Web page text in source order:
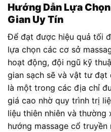
Hướng Dẫn Lựa
Gian Uy Tín
Để đạt được hiệu quả tối
lựa chọn các cơ sở
hoạt động, đội ngũ kỹ
gian sạch sẽ và vật tư đạt
là một trong các địa chỉ
giá cao nhờ quy trình trị
liệu thiên nhiên và thường
hướng massage cổ truyền